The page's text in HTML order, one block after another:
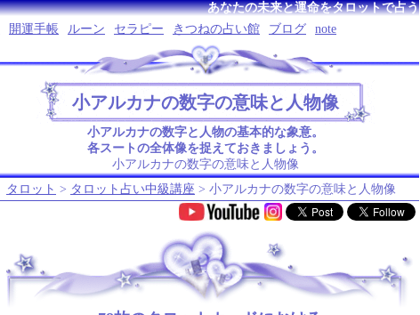
あなたの未来と運命をタロットで占う
開運手帳 ルーン セラピー きつねの占い館 ブログ note
小アルカナの数字の意味と人物像
小アルカナの数字と人物の基本的な象意。
各スートの全体像を捉えておきましょう。
小アルカナの数字の意味と人物像
タロット > タロット占い中級講座 > 小アルカナの数字の意味と人物像
.